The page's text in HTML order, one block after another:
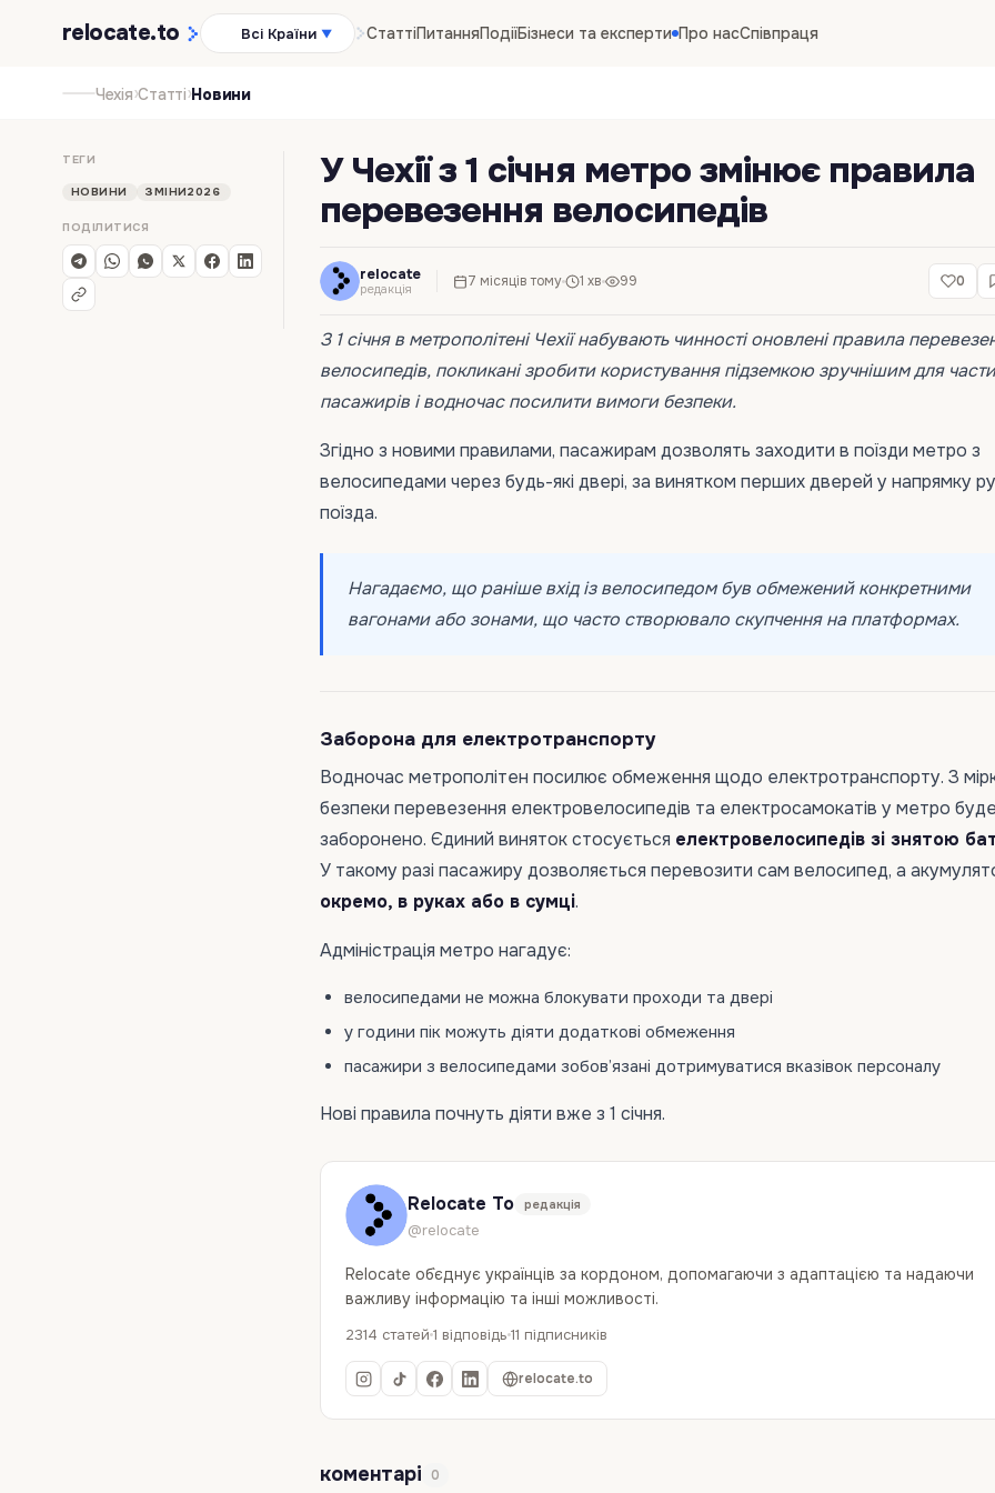
relocate.to Всі Країни ▼ СтаттіПитанняПодіїБізнеси та експерти Про насСпівпраця
Чехія›Статті›Новини
ТЕГИ
НОВИНИ ЗМІНИ2026
ПОДІЛИТИСЯ
У Чехії з 1 січня метро змінює правила
перевезення велосипедів
relocate
редакція 7 місяців тому 1 хв 99 0
З 1 січня в метрополітені Чехії набувають чинності оновлені правила
велосипедів, покликані зробити користування підземкою зручнішим для
пасажирів і водночас посилити вимоги безпеки.
Згідно з новими правилами, пасажирам дозволять заходити в поїзди метро з
велосипедами через будь-які двері, за винятком перших дверей у напрямку
поїзда.
Нагадаємо, що раніше вхід із велосипедом був обмежений конкретними
вагонами або зонами, що часто створювало скупчення на платформах.
Заборона для електротранспорту
Водночас метрополітен посилює обмеження щодо електротранспорту. З
безпеки перевезення електровелосипедів та електросамокатів у метро буде
заборонено. Єдиний виняток стосується електровелосипедів зі знятою
У такому разі пасажиру дозволяється перевозити сам велосипед, а
окремо, в руках або в сумці.
Адміністрація метро нагадує:
велосипедами не можна блокувати проходи та двері
у години пік можуть діяти додаткові обмеження
пасажири з велосипедами зобов’язані дотримуватися вказівок персоналу
Нові правила почнуть діяти вже з 1 січня.
Relocate To редакція
@relocate
Relocate об`єднує українців за кордоном, допомагаючи з адаптацією та надаючи
важливу інформацію та інші можливості.
2314 статей 1 відповідь 11 підписників
relocate.to
коментарі 0